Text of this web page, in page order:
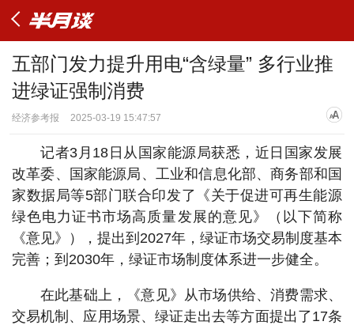
五部门发力提升用电“含绿量” 多行业推
进绿证强制消费
经济参考报 2025-03-19 15:47:57
记者3月18日从国家能源局获悉，近日国家发展
改革委、国家能源局、工业和信息化部、商务部和国
家数据局等5部门联合印发了《关于促进可再生能源
绿色电力证书市场高质量发展的意见》（以下简称
《意见》），提出到2027年，绿证市场交易制度基本
完善；到2030年，绿证市场制度体系进一步健全。
在此基础上，《意见》从市场供给、消费需求、
交易机制、应用场景、绿证走出去等方面提出了17条